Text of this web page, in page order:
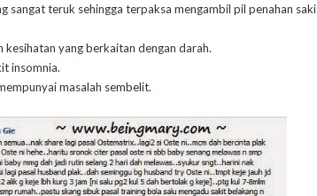
sangat teruk sehingga terpaksa mengambil pil penahan
yang berkaitan dengan darah.
insomnia.
masalah sembelit.